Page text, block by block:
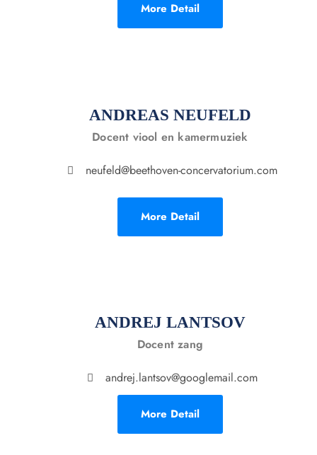
More Detail
ANDREAS NEUFELD
Docent viool en kamermuziek
neufeld@beethoven-concervatorium.com
More Detail
ANDREJ LANTSOV
Docent zang
andrej.lantsov@googlemail.com
More Detail